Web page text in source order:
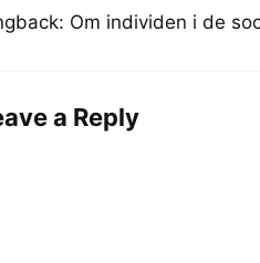
Om individen i de
a Reply